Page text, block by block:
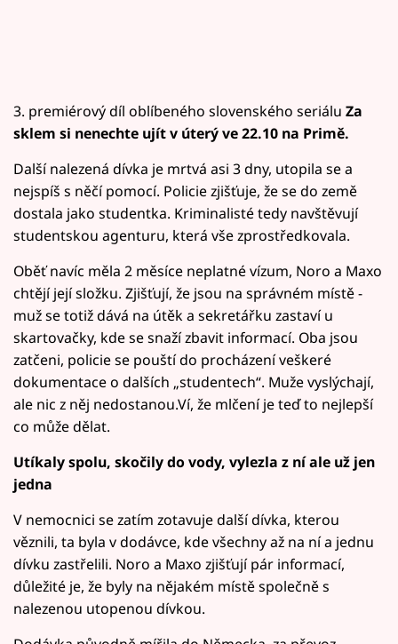
3. premiérový díl oblíbeného slovenského seriálu Za
sklem si nenechte ujít v úterý ve 22.10 na Primě.
Další nalezená dívka je mrtvá asi 3 dny, utopila se a
nejspíš s něčí pomocí. Policie zjišťuje, že se do země
dostala jako studentka. Kriminalisté tedy navštěvují
studentskou agenturu, která vše zprostředkovala.
Oběť navíc měla 2 měsíce neplatné vízum, Noro a Maxo
chtějí její složku. Zjišťují, že jsou na správném místě -
muž se totiž dává na útěk a sekretářku zastaví u
skartovačky, kde se snaží zbavit informací. Oba jsou
zatčeni, policie se pouští do procházení veškeré
dokumentace o dalších „studentech“. Muže vyslýchají,
ale nic z něj nedostanou.Ví, že mlčení je teď to nejlepší
co může dělat.
Utíkaly spolu, skočily do vody, vylezla z ní ale už jen
jedna
V nemocnici se zatím zotavuje další dívka, kterou
věznili, ta byla v dodávce, kde všechny až na ní a jednu
dívku zastřelili. Noro a Maxo zjišťují pár informací,
důležité je, že byly na nějakém místě společně s
nalezenou utopenou dívkou.